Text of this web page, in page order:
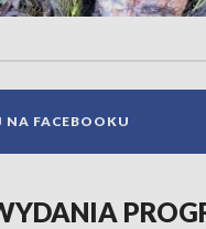
NA FACEBOOKU